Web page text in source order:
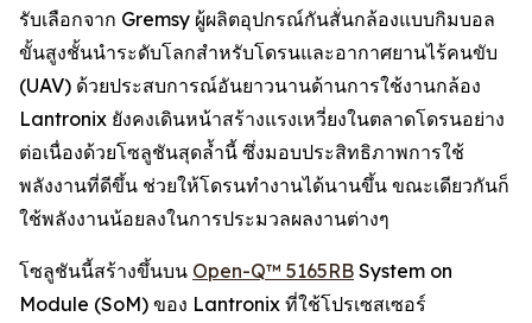
รับเลือกจาก Gremsy ผู้ผลิตอุปกรณ์กันสั่นกล้องแบบกิมบอล
ขั้นสูงชั้นนำระดับโลกสำหรับโดรนและอากาศยานไร้คนขับ
(UAV) ด้วยประสบการณ์อันยาวนานด้านการใช้งานกล้อง
Lantronix ยังคงเดินหน้าสร้างแรงเหวี่ยงในตลาดโดรนอย่าง
ต่อเนื่องด้วยโซลูชันสุดล้ำนี้ ซึ่งมอบประสิทธิภาพการใช้
พลังงานที่ดีขึ้น ช่วยให้โดรนทำงานได้นานขึ้น ขณะเดียวกันก็
ใช้พลังงานน้อยลงในการประมวลผลงานต่างๆ
โซลูชันนี้สร้างขึ้นบน Open-Q™ 5165RB System on
Module (SoM) ของ Lantronix ที่ใช้โปรเซสเซอร์